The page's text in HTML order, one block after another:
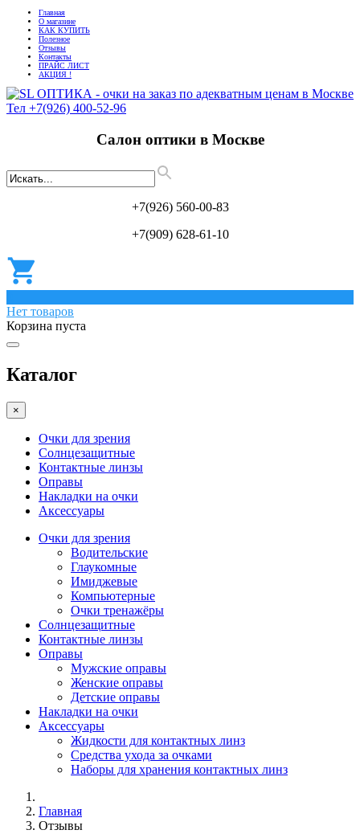
Главная
О магазине
КАК КУПИТЬ
Полезное
Отзывы
Контакты
ПРАЙС ЛИСТ
АКЦИЯ !
Салон оптики в Москве
+7(926) 560-00-83
+7(909) 628-61-10
Нет товаров
Корзина пуста
Каталог
×
Очки для зрения
Солнцезащитные
Контактные линзы
Оправы
Накладки на очки
Аксессуары
Очки для зрения
Водительские
Глаукомные
Имиджевые
Компьютерные
Очки тренажёры
Солнцезащитные
Контактные линзы
Оправы
Мужские оправы
Женские оправы
Детские оправы
Накладки на очки
Аксессуары
Жидкости для контактных линз
Средства ухода за очками
Наборы для хранения контактных линз
Главная
Отзывы